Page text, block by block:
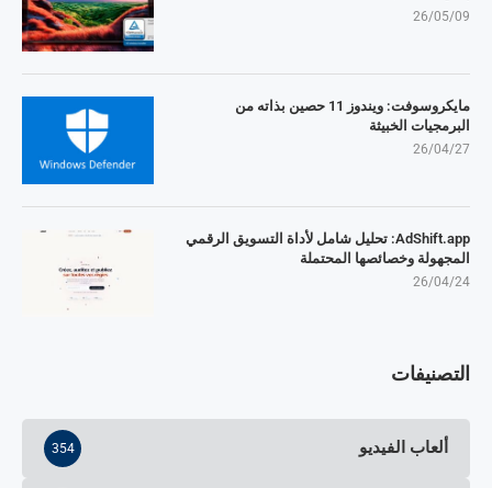
26/05/09
مايكروسوفت: ويندوز 11 حصين بذاته من
البرمجيات الخبيثة
26/04/27
AdShift.app: تحليل شامل لأداة التسويق الرقمي
المجهولة وخصائصها المحتملة
26/04/24
التصنيفات
ألعاب الفيديو 354